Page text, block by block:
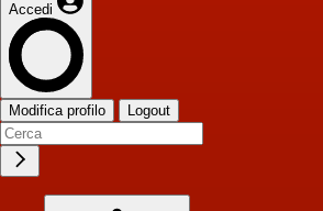
Accedi
Modifica profilo Logout